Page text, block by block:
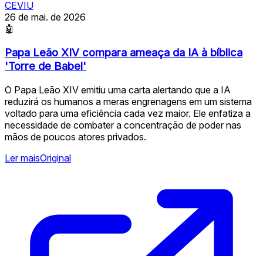
CEVIU
26 de mai. de 2026
🤖
Papa Leão XIV compara ameaça da IA à bíblica
'Torre de Babel'
O Papa Leão XIV emitiu uma carta alertando que a IA
reduzirá os humanos a meras engrenagens em um sistema
voltado para uma eficiência cada vez maior. Ele enfatiza a
necessidade de combater a concentração de poder nas
mãos de poucos atores privados.
Ler maisOriginal